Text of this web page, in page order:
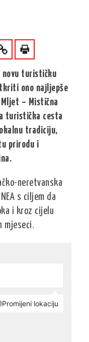
novu turističku
ono najljepše
– Mistična
turistička cesta
tradiciju,
prirodu i
neretvanska
s ciljem da
i kroz cijelu
mjeseci.